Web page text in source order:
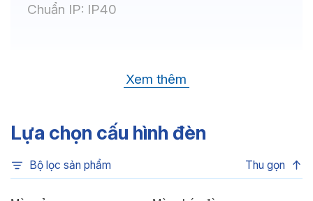
Chuẩn IP: IP40
OSRAM(GERMANY)
Nhiệt độ màu:6500K, 4000K, 3500K,
3000K
Chỉ số hoàn màu:
Xem thêm
Lựa chọn cấu hình đèn
Bộ lọc sản phẩm Thu gọn